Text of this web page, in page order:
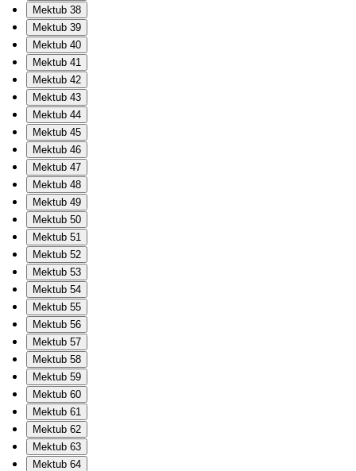
Mektub 38
Mektub 39
Mektub 40
Mektub 41
Mektub 42
Mektub 43
Mektub 44
Mektub 45
Mektub 46
Mektub 47
Mektub 48
Mektub 49
Mektub 50
Mektub 51
Mektub 52
Mektub 53
Mektub 54
Mektub 55
Mektub 56
Mektub 57
Mektub 58
Mektub 59
Mektub 60
Mektub 61
Mektub 62
Mektub 63
Mektub 64